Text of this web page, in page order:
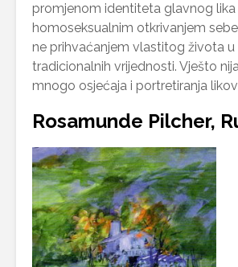
promjenom identiteta glavnog
homoseksualnim otkrivanjem
ne prihvaćanjem vlastitog života u
tradicionalnih vrijednosti. Vješto
mnogo osjećaja i portretiranja
Rosamunde Pilcher,